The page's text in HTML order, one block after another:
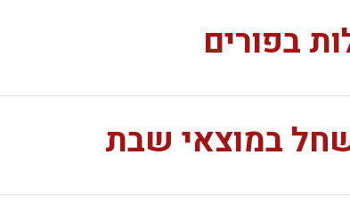
בפורים
שחל במוצאי שבת